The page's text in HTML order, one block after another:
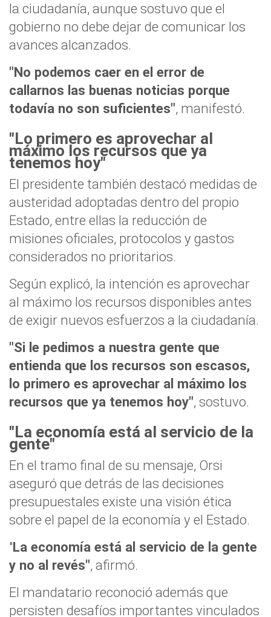
la ciudadanía, aunque sostuvo que el
gobierno no debe dejar de comunicar los
avances alcanzados.
"No podemos caer en el error de
callarnos las buenas noticias porque
todavía no son suficientes", manifestó.
"Lo primero es aprovechar al
máximo los recursos que ya
tenemos hoy"
El presidente también destacó medidas de
austeridad adoptadas dentro del propio
Estado, entre ellas la reducción de
misiones oficiales, protocolos y gastos
considerados no prioritarios.
Según explicó, la intención es aprovechar
al máximo los recursos disponibles antes
de exigir nuevos esfuerzos a la ciudadanía.
"Si le pedimos a nuestra gente que
entienda que los recursos son escasos,
lo primero es aprovechar al máximo los
recursos que ya tenemos hoy", sostuvo.
"La economía está al servicio de la
gente"
En el tramo final de su mensaje, Orsi
aseguró que detrás de las decisiones
presupuestales existe una visión ética
sobre el papel de la economía y el Estado.
"La economía está al servicio de la gente
y no al revés", afirmó.
El mandatario reconoció además que
persisten desafíos importantes vinculados